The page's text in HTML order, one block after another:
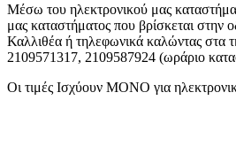
Μέσω του ηλεκτρονικού μας
μας καταστήματος που βρίσκεται στην
Καλλιθέα ή τηλεφωνικά καλώντας στα
2109571317, 2109587924 (ωράριο
Οι τιμές Ισχύουν ΜΟΝΟ για